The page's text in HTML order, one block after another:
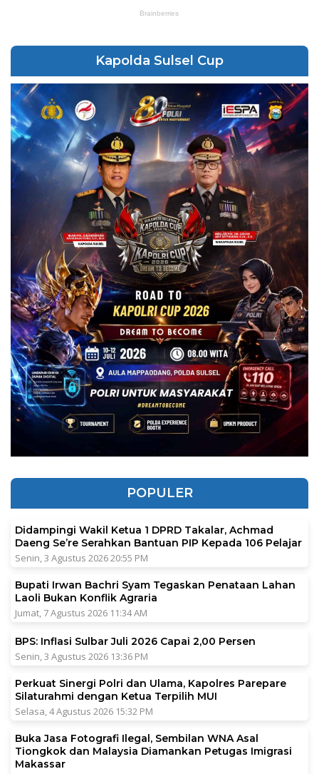
Kapolda Sulsel Cup
POPULER
Didampingi Wakil Ketua 1 DPRD Takalar, Achmad
Daeng Se’re Serahkan Bantuan PIP Kepada 106 Pelajar
Senin, 3 Agustus 2026 20:55 PM
Bupati Irwan Bachri Syam Tegaskan Penataan Lahan
Laoli Bukan Konflik Agraria
Jumat, 7 Agustus 2026 11:34 AM
BPS: Inflasi Sulbar Juli 2026 Capai 2,00 Persen
Senin, 3 Agustus 2026 13:36 PM
Perkuat Sinergi Polri dan Ulama, Kapolres Parepare
Silaturahmi dengan Ketua Terpilih MUI
Selasa, 4 Agustus 2026 15:32 PM
Buka Jasa Fotografi Ilegal, Sembilan WNA Asal
Tiongkok dan Malaysia Diamankan Petugas Imigrasi
Makassar